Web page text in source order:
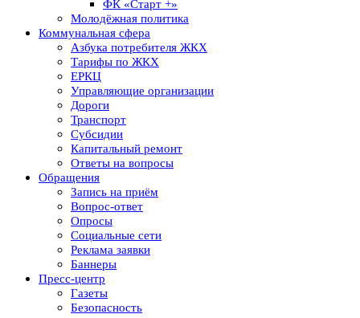
ФК «Старт +»
Молодёжная политика
Коммунальная сфера
Азбука потребителя ЖКХ
Тарифы по ЖКХ
ЕРКЦ
Управляющие организации
Дороги
Транспорт
Субсидии
Капитальный ремонт
Ответы на вопросы
Обращения
Запись на приём
Вопрос-ответ
Опросы
Социальные сети
Реклама заявки
Баннеры
Пресс-центр
Газеты
Безопасность